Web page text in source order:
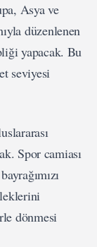
Asya ve
düzenlenen
yapacak. Bu
seviyesi
Spor camiası
dönmesi